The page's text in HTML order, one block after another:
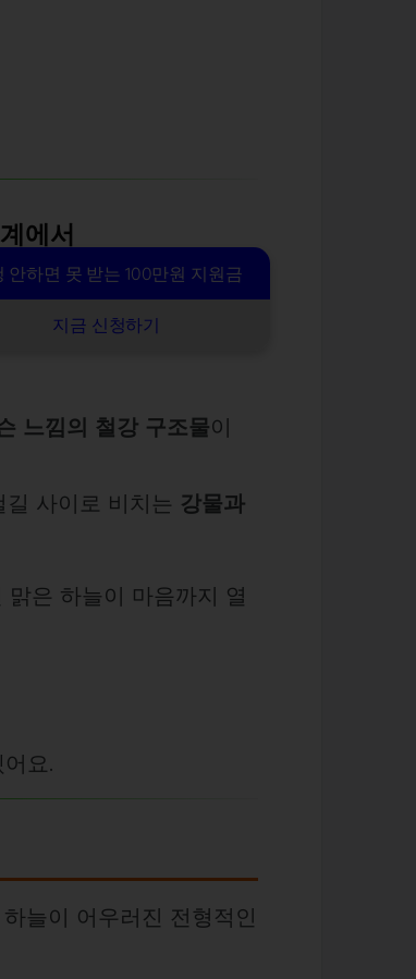
안하면 못 받는 100만원 지원금
지금 신청하기
에서
자 산책로입니다.
람들의 발걸음만이 철제
느낌의 철강 구조물이
사이로 비치는 강물과
은 하늘이 마음까지 열
요.
늘이 어우러진 전형적인